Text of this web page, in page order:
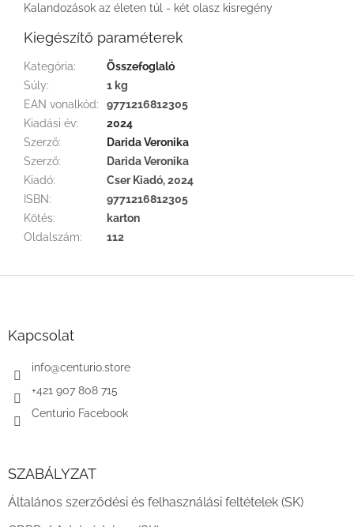
Kalandozások az életen túl - két olasz kisregény
Kiegészítő paraméterek
Kategória:
Összefoglaló
Súly:
1 kg
EAN vonalkód:
9771216812305
Kiadási év:
2024
Szerző:
Darida Veronika
Szerző:
Darida Veronika
Kiadó:
Cser Kiadó, 2024
ISBN:
9771216812305
Kötés:
karton
Oldalszám: 112
Kapcsolat
info@centurio.store
+421 907 808 715
Centurio Facebook
SZABÁLYZAT
Általános szerződési és felhasználási feltételek (SK)